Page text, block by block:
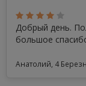
Добрый день.
большое
Анатолий, 4